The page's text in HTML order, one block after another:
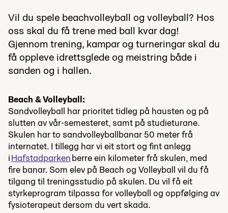
Vil du spele beachvolleyball og volleyball? Hos
oss skal du få trene med ball kvar dag!
Gjennom trening, kampar og turneringar skal du
få oppleve idrettsglede og meistring både i
sanden og i hallen.
Beach & Volleyball:
Sandvolleyball har prioritet tidleg på hausten og på
slutten av vår-semesteret, samt på studieturane.
Skulen har to sandvolleyballbanar 50 meter frå
internatet. I tillegg har vi eit stort og fintanlegg
iHafstadparkenberre ein kilometer frå skulen, med
fire banar. Som elev på Beach og Volleyball vil du få
tilgang til treningsstudio på skulen. Du vil få eit
styrkeprogram tilpassa for volleyball og oppfølging av
fysioterapeut dersom du vert skada.